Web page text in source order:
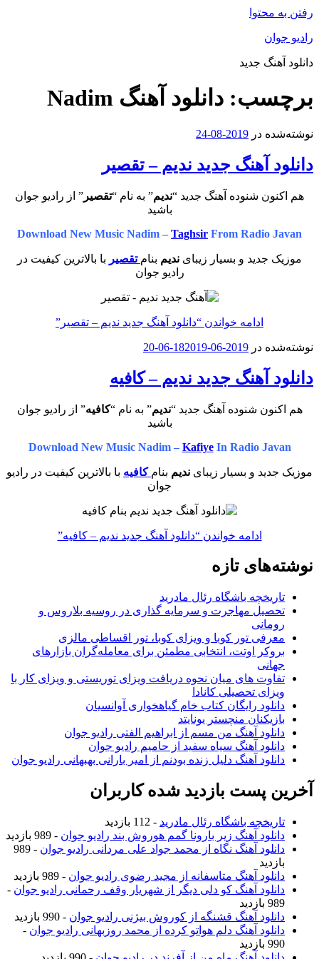
رفتن به محتوا
رادیو جوان
دانلود آهنگ جدید
برچسب: دانلود آهنگ Nadim
نوشته‌شده در 2019-08-24
دانلود آهنگ جدید ندیم – تقصیر
هم اکنون شنوده آهنگ جدید “ندیم” به نام “تقصیر ” از رادیو جوان
باشید
Download New Music Nadim – Taghsir From Radio Javan
موزیک جدید و بسیار زیبای ندیم بنام تقصیر با بالاترین کیفیت در
رادیو جوان
ادامه خواندن “دانلود آهنگ جدید ندیم – تقصیر”
نوشته‌شده در 2019-06-18
2019-06-20
دانلود آهنگ جدید ندیم – کافیه
هم اکنون شنوده آهنگ جدید “ندیم” به نام “کافیه” از رادیو جوان
باشید
Download New Music Nadim – KafiyeIn Radio Javan
موزیک جدید و بسیار زیبای ندیم بنام کافیه با بالاترین کیفیت در رادیو
جوان
ادامه خواندن “دانلود آهنگ جدید ندیم – کافیه”
نوشته‌های تازه
تاریخچه باشگاه رئال مادرید
تحصیل مهاجرت و سرمایه گذاری در روسیه بلاروس و
رومانی
معرفی تور کوبا و ویزای کوبا، تور اقساطی مالزی
بروکر اوتت، انتخابی مطمئن برای معامله‌گران بازارهای
جهانی
تفاوت های میان نحوه دریافت ویزای توریستی و ویزای کار با
ویزای تحصیلی کانادا
دانلود رایگان کتاب خام گیاهخواری آوانسیان
بازیکنان منچستر یونایتد
دانلود آهنگ من مسم از ابراهیم الفتی رادیو جوان
دانلود آهنگ سیاه سفید از حامیم رادیو جوان
دانلود آهنگ دلیل زنده بودنم از امیر بارانی بهبهانی رادیو جوان
آخرین پست بازدید شده کاربران
تاریخچه باشگاه رئال مادرید - 112 بازدید
دانلود آهنگ زیر بارونا گمم هوروش بند رادیو جوان - 989 بازدید
دانلود آهنگ نگاه از محمد جواد علی مردانی رادیو جوان
- 989
بازدید
دانلود آهنگ متاسفانه از مجید رضوی رادیو جوان - 989 بازدید
دانلود آهنگ کو دلی دیگر از شهریار وقف رحمانی رادیو جوان -
989 بازدید
دانلود آهنگ قشنگه از کوروش بیژنی رادیو جوان - 990 بازدید
دانلود آهنگ دلم هواتو کرده از محمد روزبهانی رادیو جوان -
990 بازدید